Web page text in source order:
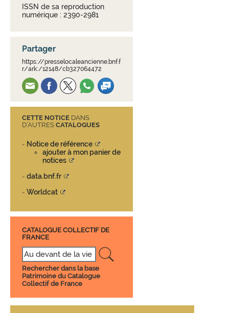
ISSN de sa reproduction
numérique : 2390-2981
Partager
https://presselocaleancienne.bnf.f
r/ark:/12148/cb327064472
CETTE NOTICE DANS
D’AUTRES CATALOGUES
- Notice de référence
ajouter à mon panier de
notices
- data.bnf.fr
- Worldcat
CATALOGUE COLLECTIF DE
FRANCE
Rechercher dans la base
Patrimoine du Catalogue
Collectif de France